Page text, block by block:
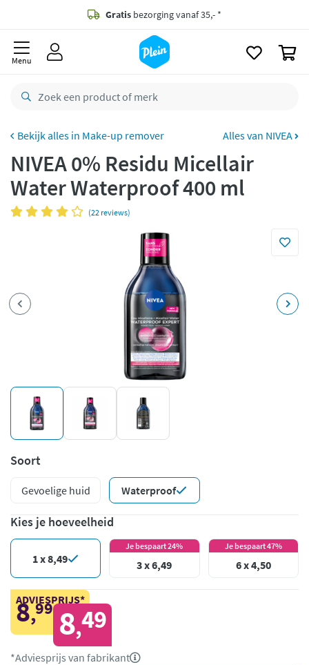
Gratis bezorging vanaf 35,- *
besteld,
retourneren
Betaal met Klarna
Menu
Make-up remover Alles van NIVEA
NIVEA 0% Residu Micellair
Water Waterproof 400 ml
(22 reviews)
Soort
Gevoelige huid Waterproof
Kies je hoeveelheid
1 x 8,49
Je bespaart 24%
3 x 6,49
Je bespaart 47%
6 x 4,50
ADVIESPRIJS*
8,99 8,49
*Adviesprijs van fabrikant